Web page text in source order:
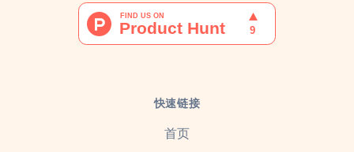
快速链接
首页